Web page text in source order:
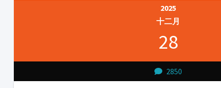
2025
十二月
28
2850